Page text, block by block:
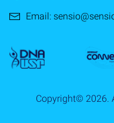
Email:
Copyright© 2026